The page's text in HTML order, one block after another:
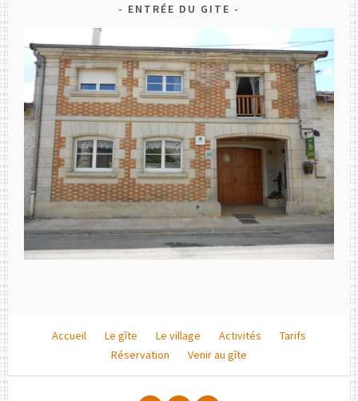
ENTRÉE DU GITE
Accueil Le gîte Le village Activités
Tarifs
Réservation
Venir au gîte